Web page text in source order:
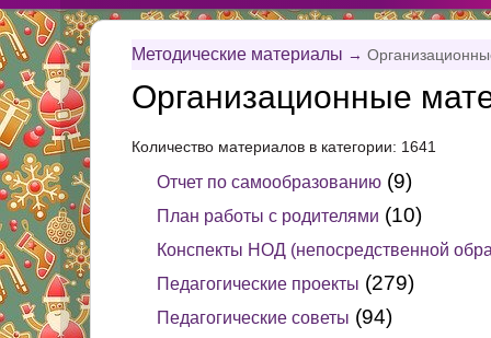
Методические материалы →
Организационные
Количество материалов в категории: 1641
Отчет по самообразованию (9)
План работы с родителями (10)
Конспекты НОД (непосредственной
Педагогические проекты (279)
Педагогические советы (94)